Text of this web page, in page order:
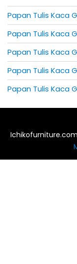
Papan Tulis Kaca
Papan Tulis Kaca
Papan Tulis Kaca
Papan Tulis Kaca
Papan Tulis Kaca